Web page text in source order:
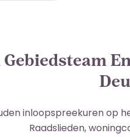
inloopspreekuren op
Raadslieden,